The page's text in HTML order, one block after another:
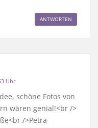
ANTWORTEN
Uhr
schöne Fotos von
wären genial!<br />
/>Petra